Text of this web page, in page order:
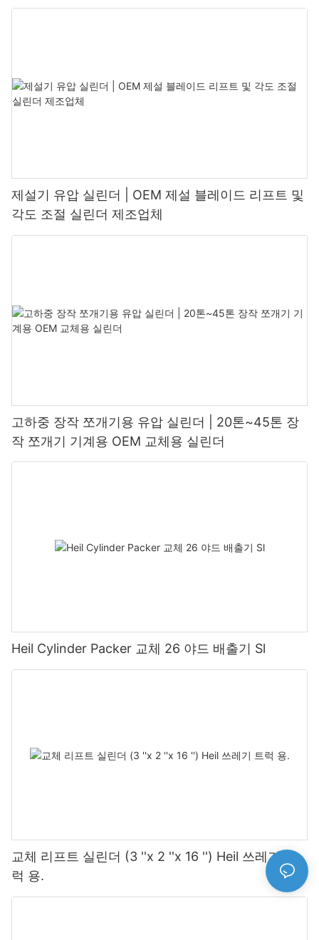
제설기 유압 실린더 | OEM 제설 블레이드 리프트 및
각도 조절 실린더 제조업체
고하중 장작 쪼개기용 유압 실린더 | 20톤~45톤 장
작 쪼개기 기계용 OEM 교체용 실린더
Heil Cylinder Packer 교체 26 야드 배출기 Sl
교체 리프트 실린더 (3 ''x 2 ''x 16 '') Heil 쓰레기 트
럭 용.